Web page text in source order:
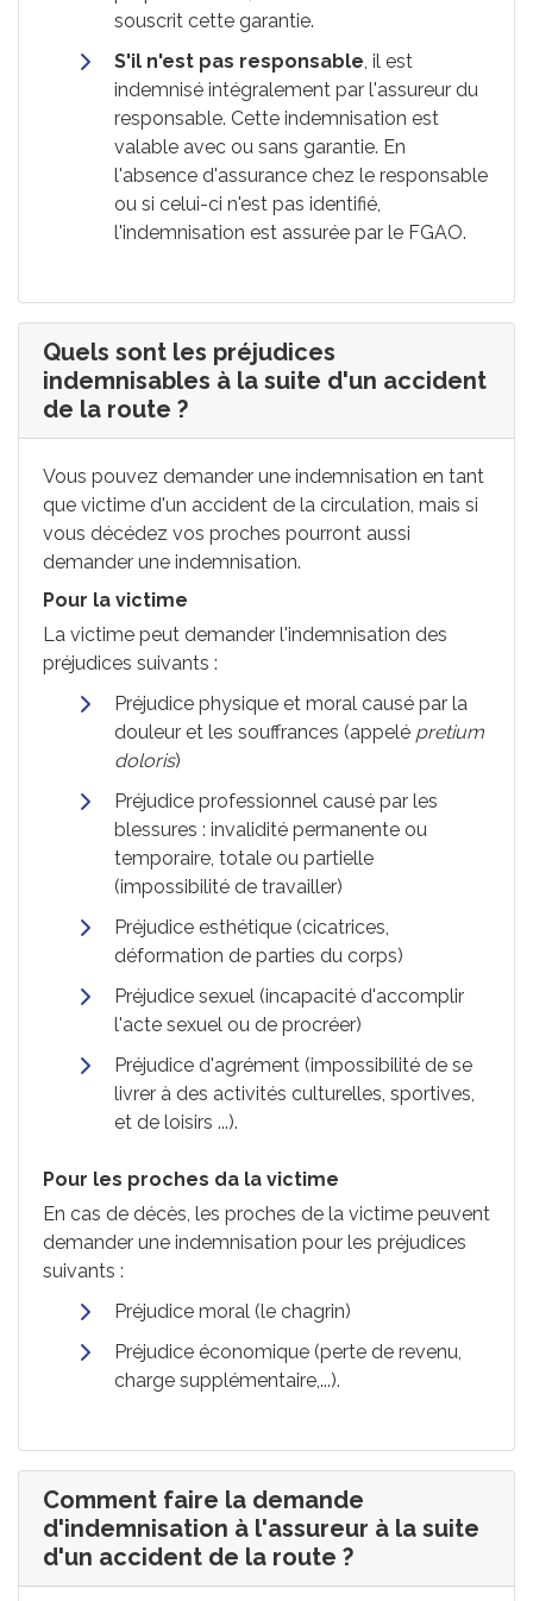
souscrit cette garantie.
S'il n'est pas responsable, il est
indemnisé intégralement par l'assureur du
responsable. Cette indemnisation est
valable avec ou sans garantie. En
l'absence d'assurance chez le responsable
ou si celui-ci n'est pas identifié,
l'indemnisation est assurée par le FGAO.
Quels sont les préjudices
indemnisables à la suite d'un accident
de la route ?
Vous pouvez demander une indemnisation en tant
que victime d'un accident de la circulation, mais si
vous décédez vos proches pourront aussi
demander une indemnisation.
Pour la victime
La victime peut demander l'indemnisation des
préjudices suivants :
Préjudice physique et moral causé par la
douleur et les souffrances (appelé pretium
doloris)
Préjudice professionnel causé par les
blessures : invalidité permanente ou
temporaire, totale ou partielle
(impossibilité de travailler)
Préjudice esthétique (cicatrices,
déformation de parties du corps)
Préjudice sexuel (incapacité d'accomplir
l'acte sexuel ou de procréer)
Préjudice d'agrément (impossibilité de se
livrer à des activités culturelles, sportives,
et de loisirs ...).
Pour les proches da la victime
En cas de décès, les proches de la victime peuvent
demander une indemnisation pour les préjudices
suivants :
Préjudice moral (le chagrin)
Préjudice économique (perte de revenu,
charge supplémentaire,...).
Comment faire la demande
d'indemnisation à l'assureur à la suite
d'un accident de la route ?